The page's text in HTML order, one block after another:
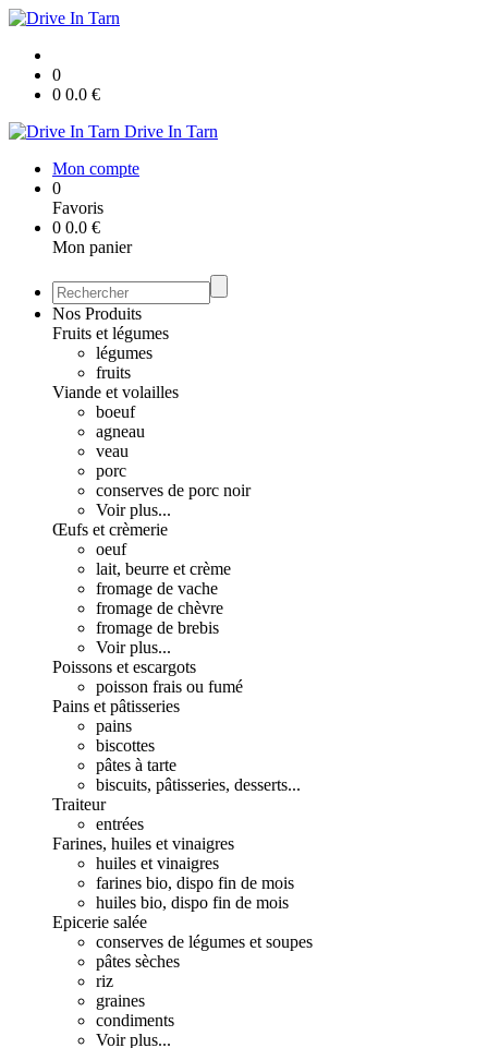
0
0 0.0 €
Drive In Tarn
Mon compte
0
Favoris
0 0.0 €
Mon panier
Nos Produits
Fruits et légumes
légumes
fruits
Viande et volailles
boeuf
agneau
veau
porc
conserves de porc noir
Voir plus...
Œufs et crèmerie
oeuf
lait, beurre et crème
fromage de vache
fromage de chèvre
fromage de brebis
Voir plus...
Poissons et escargots
poisson frais ou fumé
Pains et pâtisseries
pains
biscottes
pâtes à tarte
biscuits, pâtisseries, desserts...
Traiteur
entrées
Farines, huiles et vinaigres
huiles et vinaigres
farines bio, dispo fin de mois
huiles bio, dispo fin de mois
Epicerie salée
conserves de légumes et soupes
pâtes sèches
riz
graines
condiments
Voir plus...